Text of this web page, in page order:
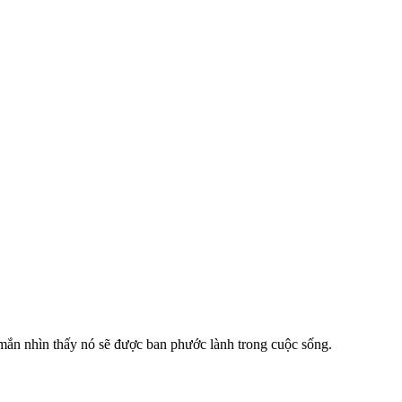
nhìn thấy nó sẽ được ban phước lành trong cuộc sống.